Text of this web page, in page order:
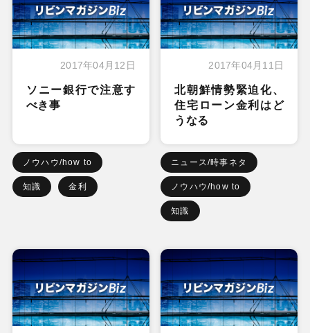
2017年04月12日
ソニー銀行で注意す
べき事
ノウハウ/how to
知識 金利
2017年04月11日
北朝鮮情勢緊迫化、
住宅ローン金利はど
うなる
ニュース/時事ネタ
ノウハウ/how to
知識